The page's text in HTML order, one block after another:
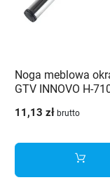
Noga meblowa
GTV INNOVO H-
11,13 zł brutto